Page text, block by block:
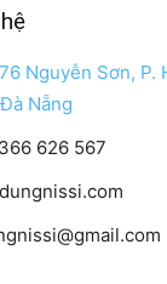
76 Nguyễn Sơn, P.
Nẵng
626 567